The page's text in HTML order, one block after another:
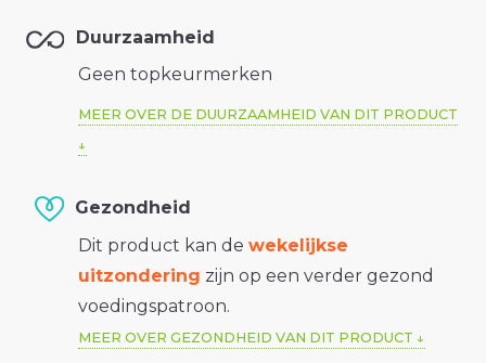
Duurzaamheid
Geen topkeurmerken
MEER OVER DE DUURZAAMHEID VAN DIT PRODUCT
Gezondheid
Dit product kan de wekelijkse
uitzondering zijn op een verder gezond
voedingspatroon.
MEER OVER GEZONDHEID VAN DIT PRODUCT